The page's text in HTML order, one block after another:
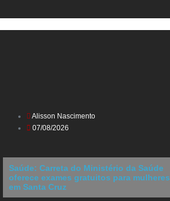
Alisson Nascimento
07/08/2026
Saúde: Carreta do Ministério da Saúde
oferece exames gratuitos para mulheres
em Santa Cruz